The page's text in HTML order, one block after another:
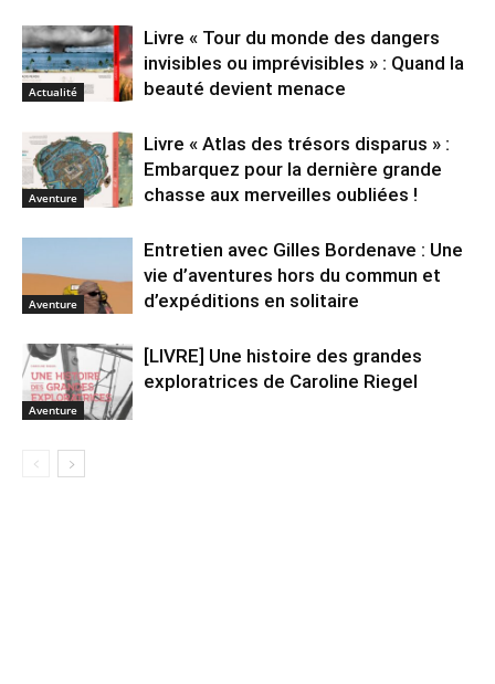
Actualité
Livre « Tour du monde des dangers
invisibles ou imprévisibles » : Quand la
beauté devient menace
Aventure
Livre « Atlas des trésors disparus » :
Embarquez pour la dernière grande
chasse aux merveilles oubliées !
Aventure
Entretien avec Gilles Bordenave : Une
vie d’aventures hors du commun et
d’expéditions en solitaire
Aventure
[LIVRE] Une histoire des grandes
exploratrices de Caroline Riegel